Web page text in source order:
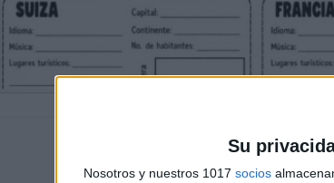
Su
Nosotros y nuestros 1017 socios